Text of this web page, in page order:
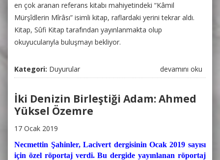
en çok aranan referans kitabı mahiyetindeki “Kâmil
Mürşîdlerin Mîrâsı” isimli kitap, raflardaki yerini tekrar aldı.
Kitap, Sûfi Kitap tarafından yayınlanmakta olup
okuyucularıyla buluşmayı bekliyor.
Kategori: Duyurular
Satış Rekorları
Kıran Kitap Tekrar
Raflarda hakkında
devamını oku
İki Denizin Birleştiği Adam: Ahmed
Yüksel Özemre
17 Ocak 2019
Necmettin Şahinler, Lacivert dergisinin Ocak 2019 sayısı
için özel röportaj verdi. Bu dergide yayınlanan röportaj